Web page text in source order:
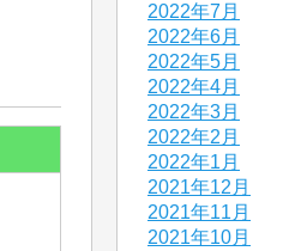
2022年7月
2022年6月
2022年5月
2022年4月
2022年3月
2022年2月
2022年1月
2021年12月
2021年11月
2021年10月